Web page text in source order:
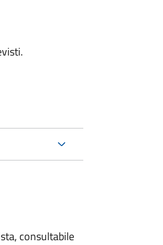
consultabile